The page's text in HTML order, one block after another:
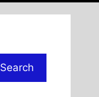
Search